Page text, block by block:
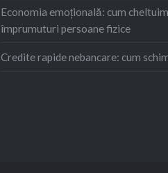
Economia emoțională: cum
împrumuturi persoane fizice
Credite rapide nebancare: cum